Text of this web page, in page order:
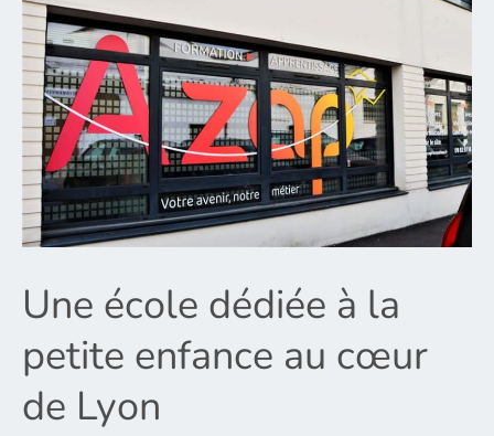
Une école dédiée à la
petite enfance au cœur
de Lyon